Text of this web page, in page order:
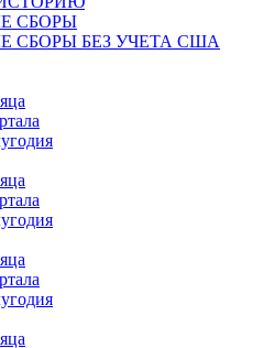
СБОРЫ
СБОРЫ БЕЗ УЧЕТА США